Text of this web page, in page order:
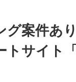
グ案件あ
トサイト